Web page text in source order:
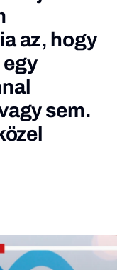
az, hogy
egy
sem.